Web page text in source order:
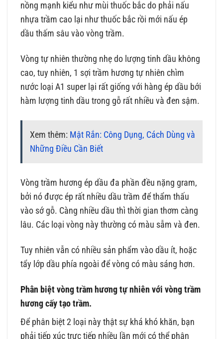
nồng mạnh kiểu như mùi thuốc bắc do phải nấu
nhựa trầm cao lại như thuốc bắc rồi mới nấu ép
dầu thấm sâu vào vòng trầm.
Vòng tự nhiên thường nhẹ do lượng tinh dầu không
cao, tuy nhiên, 1 sợi trầm hương tự nhiên chìm
nước loại A1 super lại rất giống với hàng ép dầu bới
hàm lượng tinh dầu trong gỗ rất nhiều và đen sậm.
Xem thêm: Mật Rắn: Công Dụng, Cách Dùng và
Những Điều Cần Biết
Vòng trầm hương ép dầu đa phần đều nặng gram,
bởi nó được ép rất nhiều dầu trầm để thẩm thấu
vào sớ gỗ. Càng nhiều dầu thì thời gian thơm càng
lâu. Các loại vòng này thường có màu sẫm và đen.
Tuy nhiên vẫn có nhiều sản phẩm vào dầu ít, hoặc
tẩy lớp dầu phía ngoài để vòng có màu sáng hơn.
Phân biệt vòng trầm hương tự nhiên với vòng trầm
hương cấy tạo trầm.
Để phân biệt 2 loại này thật sự khá khó khăn, bạn
phải tiếp xúc trực tiếp nhiều lần mới có thể phân